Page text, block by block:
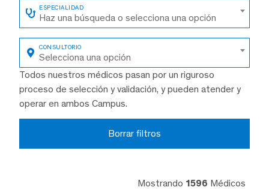
Haz una búsqueda o selecciona una opción
Selecciona una opción
Todos nuestros médicos pasan por un riguroso
proceso de selección y validación, y pueden atender y
operar en ambos Campus.
Borrar filtros
Mostrando 1596 Médicos